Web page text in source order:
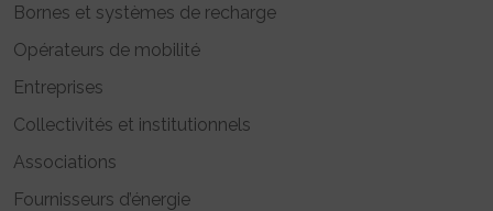
Bornes et systèmes de recharge
Opérateurs de mobilité
Entreprises
Collectivités et institutionnels
Associations
Fournisseurs d’énergie